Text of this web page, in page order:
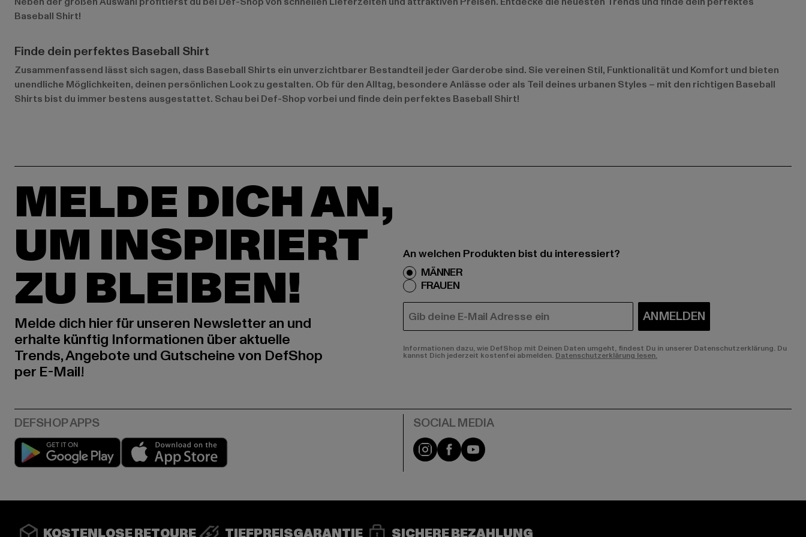
Baseball Shirt!
Finde dein perfektes Baseball Shirt
Zusammenfassend lässt sich sagen, dass Baseball Shirts ein unverzichtbarer Bestandteil jeder Garderobe sind. Sie vereinen Stil, Funktionalität und Komfort und bieten
unendliche Möglichkeiten, deinen persönlichen Look zu gestalten. Ob für den Alltag, besondere Anlässe oder als Teil deines urbanen Styles – mit den richtigen Baseball
Shirts bist du immer bestens ausgestattet. Schau bei Def-Shop vorbei und finde dein perfektes Baseball Shirt!
MELDE DICH AN,
UM INSPIRIERT
ZU BLEIBEN!
Melde dich hier für unseren Newsletter an und
erhalte künftig Informationen über aktuelle
Trends, Angebote und Gutscheine von DefShop
per E-Mail!
An welchen Produkten bist du interessiert?
MÄNNER
FRAUEN
E-MAIL ANMELDEN
Informationen dazu, wie DefShop mit Deinen Daten umgeht, findest Du in unserer Datenschutzerklärung. Du
kannst Dich jederzeit kostenfei abmelden. Datenschutzerklärung lesen.
Play market Instagram
FacebookYouTube